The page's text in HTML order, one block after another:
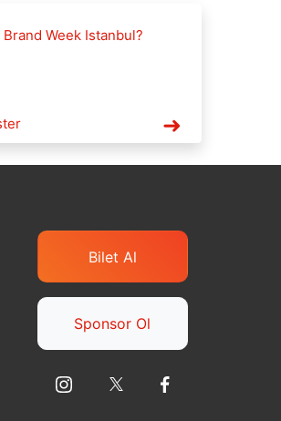
Week Istanbul?
Bilet Al
Sponsor Ol